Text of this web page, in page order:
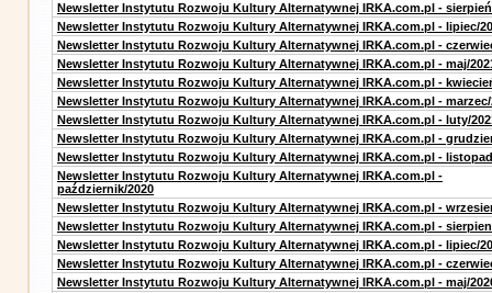
Newsletter Instytutu Rozwoju Kultury Alternatywnej IRKA.com.pl -
Newsletter Instytutu Rozwoju Kultury Alternatywnej IRKA.com.pl - lipiec/
Newsletter Instytutu Rozwoju Kultury Alternatywnej IRKA.com.pl -
Newsletter Instytutu Rozwoju Kultury Alternatywnej IRKA.com.pl - maj/
Newsletter Instytutu Rozwoju Kultury Alternatywnej IRKA.com.pl -
Newsletter Instytutu Rozwoju Kultury Alternatywnej IRKA.com.pl - marzec/
Newsletter Instytutu Rozwoju Kultury Alternatywnej IRKA.com.pl - luty/
Newsletter Instytutu Rozwoju Kultury Alternatywnej IRKA.com.pl -
Newsletter Instytutu Rozwoju Kultury Alternatywnej IRKA.com.pl -
Newsletter Instytutu Rozwoju Kultury Alternatywnej IRKA.com.pl -
październik/2020
Newsletter Instytutu Rozwoju Kultury Alternatywnej IRKA.com.pl -
Newsletter Instytutu Rozwoju Kultury Alternatywnej IRKA.com.pl -
Newsletter Instytutu Rozwoju Kultury Alternatywnej IRKA.com.pl - lipiec/
Newsletter Instytutu Rozwoju Kultury Alternatywnej IRKA.com.pl -
Newsletter Instytutu Rozwoju Kultury Alternatywnej IRKA.com.pl - maj/